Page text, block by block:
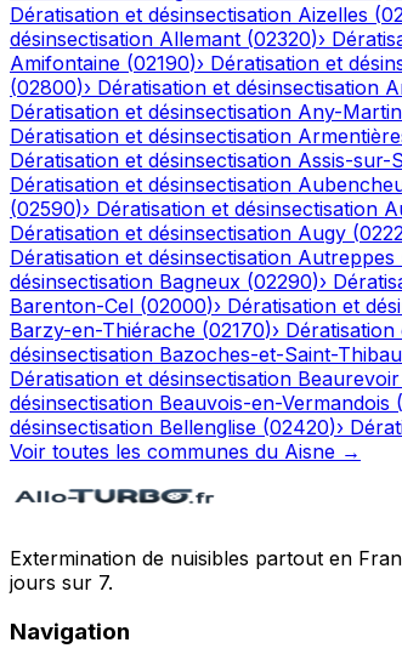
Dératisation et désinsectisation Aizelles (
désinsectisation Allemant (02320)›
Amifontaine (02190)› Dératisation et
(02800)› Dératisation et désinsectisation
Dératisation et désinsectisation Any-
Dératisation et désinsectisation
Dératisation et désinsectisation Assis-sur-
Dératisation et désinsectisation
(02590)› Dératisation et désinsectisation
Dératisation et désinsectisation Augy (
Dératisation et désinsectisation Autreppes
désinsectisation Bagneux (02290)›
Barenton-Cel (02000)› Dératisation et
Barzy-en-Thiérache (02170)› Dératisation
désinsectisation Bazoches-et-Saint-
Dératisation et désinsectisation Beaurevoir
désinsectisation Beauvois-en-Vermandois (
désinsectisation Bellenglise (02420)›
Voir toutes les communes du Aisne →
Extermination de nuisibles partout en
jours sur 7.
Navigation